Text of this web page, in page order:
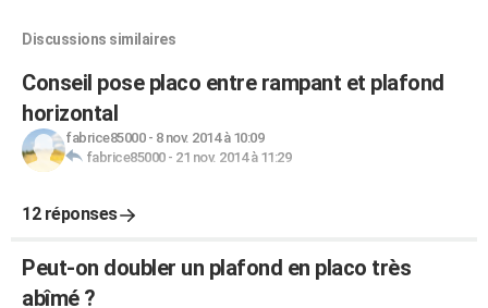
Discussions similaires
Conseil pose placo entre rampant et plafond
horizontal
fabrice85000- 8 nov. 2014 à 10:09
fabrice85000- 21 nov. 2014 à 11:29
12 réponses
Peut-on doubler un plafond en placo très
abîmé ?